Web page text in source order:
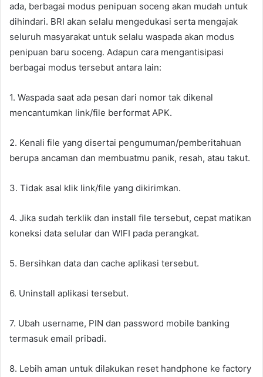
ada, berbagai modus penipuan soceng akan mudah untuk
dihindari. BRI akan selalu mengedukasi serta mengajak
seluruh masyarakat untuk selalu waspada akan modus
penipuan baru soceng. Adapun cara mengantisipasi
berbagai modus tersebut antara lain:
1. Waspada saat ada pesan dari nomor tak dikenal
mencantumkan link/file berformat APK.
2. Kenali file yang disertai pengumuman/pemberitahuan
berupa ancaman dan membuatmu panik, resah, atau takut.
3. Tidak asal klik link/file yang dikirimkan.
4. Jika sudah terklik dan install file tersebut, cepat matikan
koneksi data selular dan WIFI pada perangkat.
5. Bersihkan data dan cache aplikasi tersebut.
6. Uninstall aplikasi tersebut.
7. Ubah username, PIN dan password mobile banking
termasuk email pribadi.
8. Lebih aman untuk dilakukan reset handphone ke factory